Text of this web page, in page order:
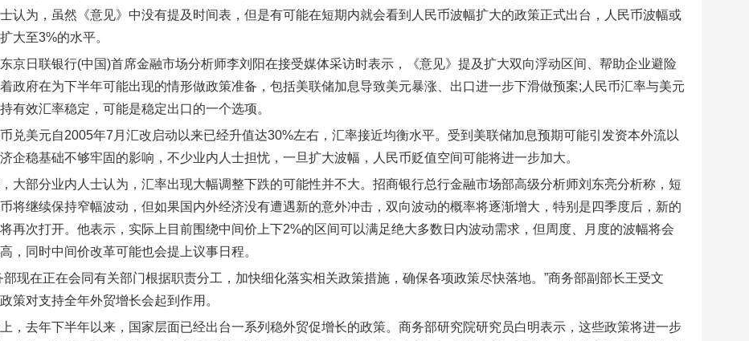
认为，虽然《意见》中没有提及时间表，但是有可能在短期内就会看到人民币波幅扩大的政策正式出台，人民币波幅或
大至3%的水平。
京日联银行(中国)首席金融市场分析师李刘阳在接受媒体采访时表示，《意见》提及扩大双向浮动区间、帮助企业避险
政府在为下半年可能出现的情形做政策准备，包括美联储加息导致美元暴涨、出口进一步下滑做预案;人民币汇率与美元
有效汇率稳定，可能是稳定出口的一个选项。
币兑美元自2005年7月汇改启动以来已经升值达30%左右，汇率接近均衡水平。受到美联储加息预期可能引发资本外流以
企稳基础不够牢固的影响，不少业内人士担忧，一旦扩大波幅，人民币贬值空间可能将进一步加大。
大部分业内人士认为，汇率出现大幅调整下跌的可能性并不大。招商银行总行金融市场部高级分析师刘东亮分析称，短
将继续保持窄幅波动，但如果国内外经济没有遭遇新的意外冲击，双向波动的概率将逐渐增大，特别是四季度后，新的
再次打开。他表示，实际上目前围绕中间价上下2%的区间可以满足绝大多数日内波动需求，但周度、月度的波幅将会
，同时中间价改革可能也会提上议事日程。
部现在正在会同有关部门根据职责分工，加快细化落实相关政策措施，确保各项政策尽快落地。”商务部副部长王受文
策对支持全年外贸增长会起到作用。
，去年下半年以来，国家层面已经出台一系列稳外贸促增长的政策。商务部研究院研究员白明表示，这些政策将进一步